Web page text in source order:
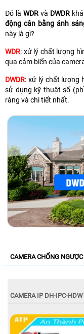
Đó là WDR và DWDR
động cân bằng ánh
này là gì?
WDR: xử lý chất lượng
qua cảm biến của
DWDR: xử lý chất lượng
sử dụng kỹ thuật số
ràng và chi tiết nhất.
CAMERA CHỐNG
CAMERA IP DH-IPC-